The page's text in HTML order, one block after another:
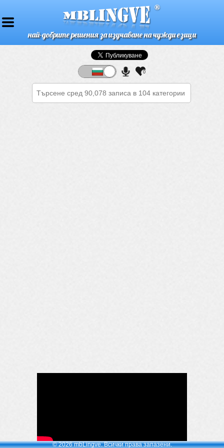
най-добрите решения за изучаване на чужди езици
0
© 2026 mbLingve. Всички права запазени.